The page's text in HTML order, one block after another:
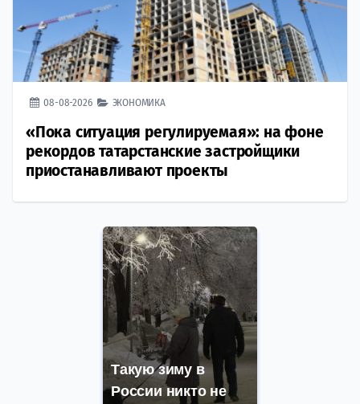
08-08-2026 ЭКОНОМИКА
«Пока ситуация регулируемая»: на фоне
рекордов татарстанские застройщики
приостанавливают проекты
Такую зиму в
России никто не